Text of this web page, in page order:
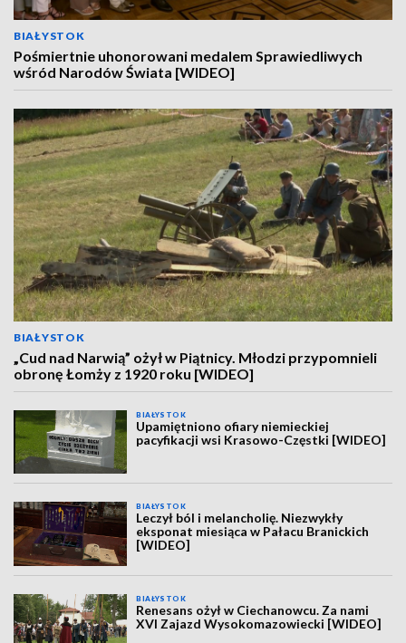
BIAŁYSTOK
Pośmiertnie uhonorowani medalem Sprawiedliwych
wśród Narodów Świata [WIDEO]
BIAŁYSTOK
„Cud nad Narwią” ożył w Piątnicy. Młodzi przypomnieli
obronę Łomży z 1920 roku [WIDEO]
BIAŁYSTOK
Upamiętniono ofiary niemieckiej
pacyfikacji wsi Krasowo-Częstki [WIDEO]
BIAŁYSTOK
Leczył ból i melancholię. Niezwykły
eksponat miesiąca w Pałacu Branickich
[WIDEO]
BIAŁYSTOK
Renesans ożył w Ciechanowcu. Za nami
XVI Zajazd Wysokomazowiecki [WIDEO]